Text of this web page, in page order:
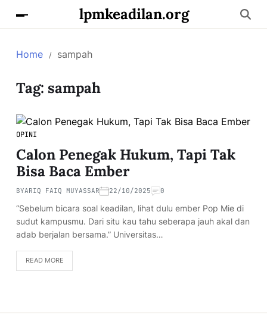
lpmkeadilan.org
Home sampah
Tag: sampah
OPINI
Calon Penegak Hukum, Tapi Tak
Bisa Baca Ember
BYARIQ FAIQ MUYASSAR 22/10/2025 0
“Sebelum bicara soal keadilan, lihat dulu ember Pop Mie di
sudut kampusmu. Dari situ kau tahu seberapa jauh akal dan
adab berjalan bersama.” Universitas…
READ MORE